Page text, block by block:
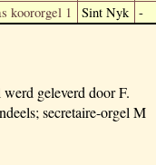
koororgel 1 Sint Nyk -
geleverd door F.
secretaire-orgel M